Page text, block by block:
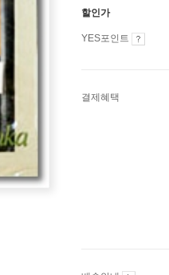
할인가
YES포인트
결제혜택